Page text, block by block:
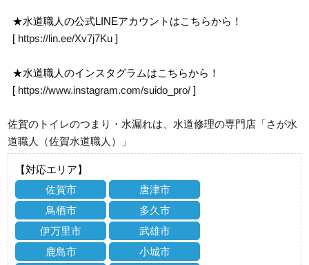
★水道職人の公式LINEアカウントはこちらから！
[ https://lin.ee/Xv7j7Ku ]
★水道職人のインスタグラムはこちらから！
[ https://www.instagram.com/suido_pro/ ]
佐賀のトイレのつまり・水漏れは、水道修理の専門店「さが水
道職人（佐賀水道職人）」
【対応エリア】
佐賀市
唐津市
鳥栖市
多久市
伊万里市
武雄市
鹿島市
小城市